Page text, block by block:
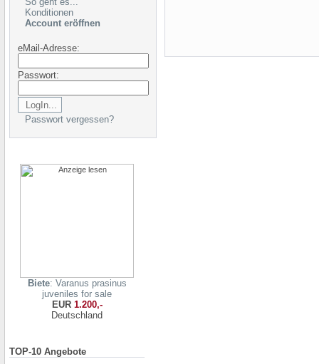
Konditionen
Account eröffnen
eMail-Adresse:
Passwort:
Passwort vergessen?
Biete: Varanus prasinus
juveniles for sale
EUR1.200,-
Deutschland
TOP-10 Angebote